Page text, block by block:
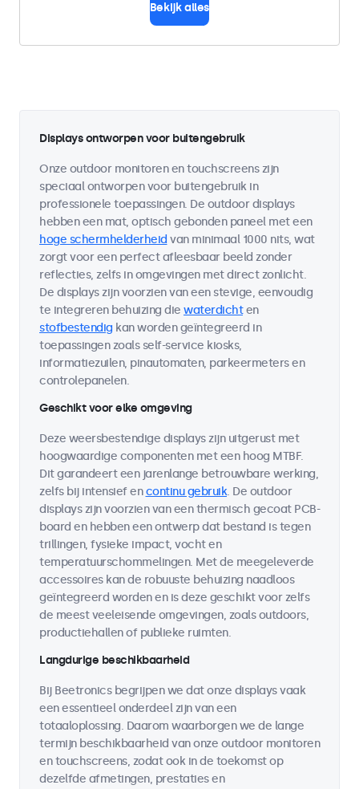
Bekijk alles
Displays ontworpen voor buitengebruik
Onze outdoor monitoren en touchscreens zijn
speciaal ontworpen voor buitengebruik in
professionele toepassingen. De outdoor displays
hebben een mat, optisch gebonden paneel met een
hoge schermhelderheid van minimaal 1000 nits, wat
zorgt voor een perfect afleesbaar beeld zonder
reflecties, zelfs in omgevingen met direct zonlicht.
De displays zijn voorzien van een stevige, eenvoudig
te integreren behuizing die waterdichten
stofbestendig kan worden geïntegreerd in
toepassingen zoals self-service kiosks,
informatiezuilen, pinautomaten, parkeermeters en
controlepanelen.
Geschikt voor elke omgeving
Deze weersbestendige displays zijn uitgerust met
hoogwaardige componenten met een hoog MTBF.
Dit garandeert een jarenlange betrouwbare werking,
zelfs bij intensief encontinu gebruik. De outdoor
displays zijn voorzien van een thermisch gecoat PCB-
board en hebben een ontwerp dat bestand is tegen
trillingen, fysieke impact, vocht en
temperatuurschommelingen. Met de meegeleverde
accessoires kan de robuuste behuizing naadloos
geïntegreerd worden en is deze geschikt voor zelfs
de meest veeleisende omgevingen, zoals outdoors,
productiehallen of publieke ruimten.
Langdurige beschikbaarheid
Bij Beetronics begrijpen we dat onze displays vaak
een essentieel onderdeel zijn van een
totaaloplossing. Daarom waarborgen we de lange
termijn beschikbaarheid van onze outdoor monitoren
en touchscreens, zodat ook in de toekomst op
dezelfde afmetingen, prestaties en